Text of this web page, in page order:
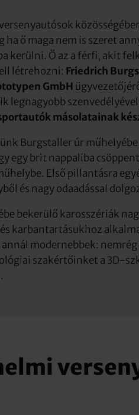
ha ő maga nem is szeret
kerülni. Ő az a férfi, akit
létrehozni: Friedrich
GmbH
legnagyobb
másolatainak
Burgstaller úr
egy brit nappaliba
Első pillantásra
és nagy odaadással
bekerülő karosszériák
karbantartásukhoz
modernebbek:
szakértőinket a 3D-